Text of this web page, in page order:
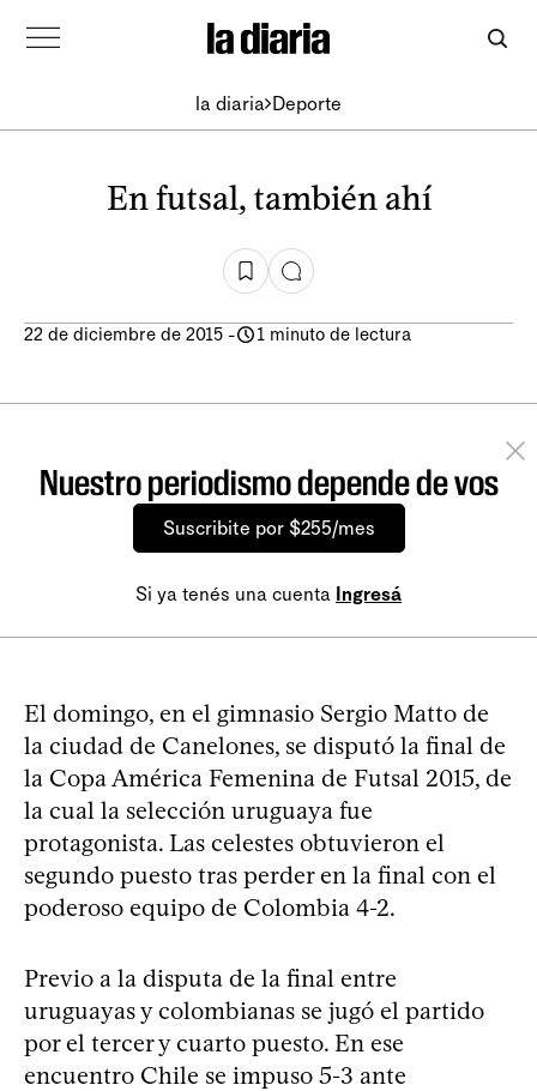
la diaria Deporte
En futsal, también ahí
22 de diciembre de 2015 - 1 minuto de lectura
Nuestro periodismo depende de vos
Suscribite por $255/mes
Si ya tenés una cuenta Ingresá
El domingo, en el gimnasio Sergio Matto de
la ciudad de Canelones, se disputó la final de
la Copa América Femenina de Futsal 2015, de
la cual la selección uruguaya fue
protagonista. Las celestes obtuvieron el
segundo puesto tras perder en la final con el
poderoso equipo de Colombia 4-2.
Previo a la disputa de la final entre
uruguayas y colombianas se jugó el partido
por el tercer y cuarto puesto. En ese
encuentro Chile se impuso 5-3 ante